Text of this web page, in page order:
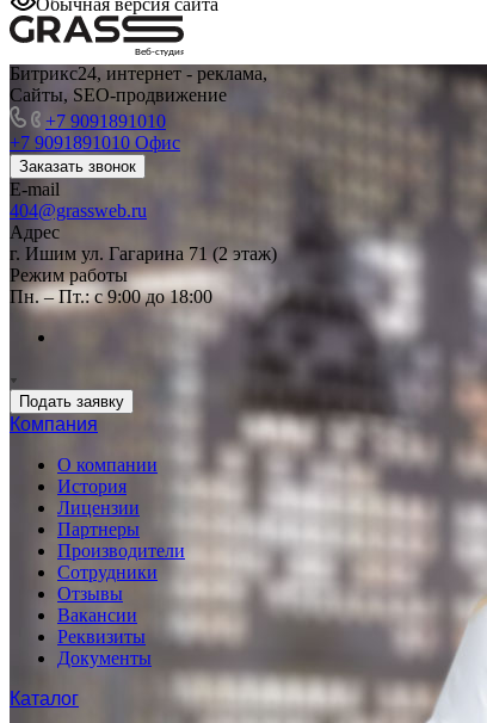
Обычная версия сайта
Веб-студия
Битрикс24, интернет - реклама,
Сайты, SEO-продвижение
+7 9091891010
+7 9091891010 Офис
Заказать звонок
E-mail
404@grassweb.ru
Адрес
г. Ишим ул. Гагарина 71 (2 этаж)
Режим работы
Пн. – Пт.: с 9:00 до 18:00
Подать заявку
Компания
О компании
История
Лицензии
Партнеры
Производители
Сотрудники
Отзывы
Вакансии
Реквизиты
Документы
Каталог